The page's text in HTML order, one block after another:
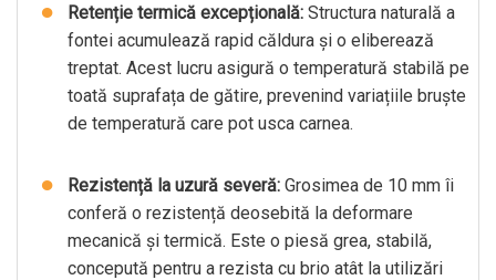
Retenție termică excepțională: Structura naturală a
fontei acumulează rapid căldura și o eliberează
treptat. Acest lucru asigură o temperatură stabilă pe
toată suprafața de gătire, prevenind variațiile bruște
de temperatură care pot usca carnea.
Rezistență la uzură severă: Grosimea de 10 mm îi
conferă o rezistență deosebită la deformare
mecanică și termică. Este o piesă grea, stabilă,
concepută pentru a rezista cu brio atât la utilizări